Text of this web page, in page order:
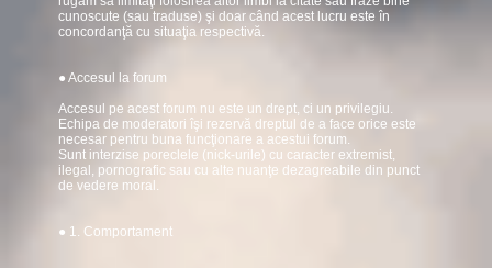
cunoscute (sau traduse) şi doar când acest lucru este în
concordanţă cu situaţia respectivă.
● Accesul la forum
Accesul pe acest forum nu este un drept, ci un privilegiu.
Echipa de moderatori îşi rezervă dreptul de a face orice este
necesar pentru buna funcţionare a acestui forum.
Sunt interzise poreclele (nick-urile) cu caracter extremist,
ilegal, pornografic sau cu alte nuanţe dezagreabile din punct
de vedere moral.
● 1. Comportament